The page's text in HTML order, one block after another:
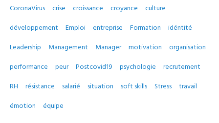
CoronaVirus
crise croissance croyance
culture
développement
Emploi entreprise Formation
idéntité
Leadership
Management Manager motivation
organisation
performance
peur Postcovid19 psychologie
recrutement
RH
résistance salarié situation soft skills Stress
travail
émotion
équipe